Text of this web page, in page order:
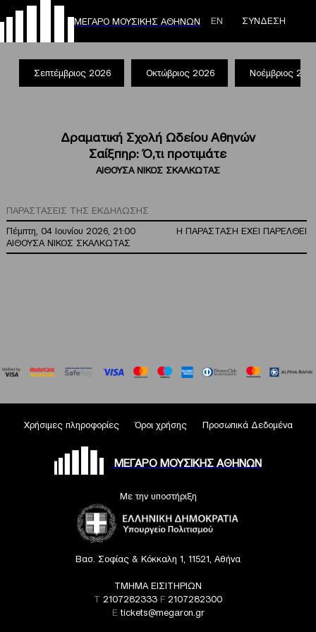
ΜΕΓΑΡΟ ΜΟΥΣΙΚΗΣ ΑΘΗΝΩΝ ΕΝ ΣΥΝΔΕΣΗ
Σεπτέμβριος 2026 Οκτώβριος 2026 Νοέμβριος
Δραματική Σχολή Ωδείου Αθηνών
Σαίξπηρ: Ό,τι προτιμάτε
ΑΙΘΟΥΣΑ ΝΙΚΟΣ ΣΚΑΛΚΩΤΑΣ
ΠΑΡΑΣΤΑΣΕΙΣ ΤΗΣ ΕΚΔΗΛΩΣΗΣ
Πέμπτη, 04 Ιουνίου 2026, 21:00
Η ΠΑΡΑΣΤΑΣΗ ΕΧΕΙ ΠΑΡΕΛΘΕΙ
ΑΙΘΟΥΣΑ ΝΙΚΟΣ ΣΚΑΛΚΩΤΑΣ
Χρήσιμες πληροφορίες Όροι χρήσης Προσωπικά Δεδομένα
ΜΕΓΑΡΟ ΜΟΥΣΙΚΗΣ ΑΘΗΝΩΝ
Με την υποστήριξη
Βασ. Σοφίας & Κόκκαλη 1, 11521, Αθήνα
ΤΜΗΜΑ ΕΙΣΙΤΗΡΙΩΝ
T 2107282333 F 2107282300
Etickets@megaron.gr